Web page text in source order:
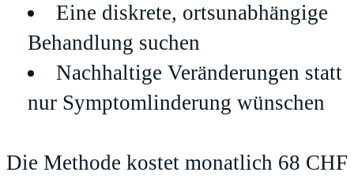
Eine diskrete, ortsunabhängige
Behandlung suchen
Nachhaltige Veränderungen statt
nur Symptomlinderung wünschen
Die Methode kostet monatlich 68 CHF